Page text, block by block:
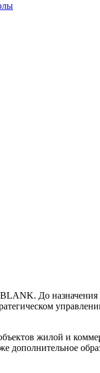
До назначения
жилой и
дополнительное